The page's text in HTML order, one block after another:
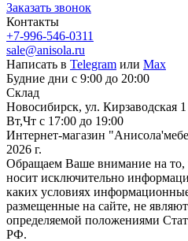
Заказать звонок
Контакты
+7-996-546-0311
sale@anisola.ru
Написать в Telegram или Max
Будние дни с 9:00 до 20:00
Склад
Новосибирск, ул. Кирзаводская 1
Вт,Чт с 17:00 до 19:00
Интернет-магазин
2026 г.
Обращаем Ваше внимание на то,
носит исключительно
каких условиях
размещенные на сайте, не
определяемой положениями
РФ.